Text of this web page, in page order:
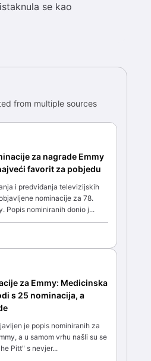
se kao
from multiple sources
za nagrade Emmy
favorit za pobjedu
i predviđanja televizijskih
nominacije za 78.
Popis nominiranih donio j...
za Emmy: Medicinska
s 25 nominacija, a
je popis nominiranih za
a u samom vrhu našli su se
Pitt" s nevjer...